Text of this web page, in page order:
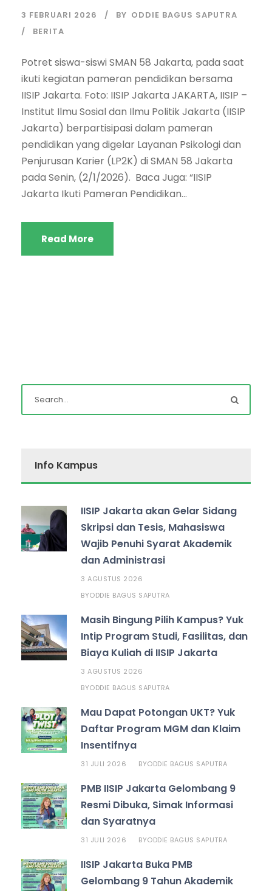
3 FEBRUARI 2026 BY ODDIE BAGUS SAPUTRA
BERITA
Potret siswa-siswi SMAN 58 Jakarta, pada saat
ikuti kegiatan pameran pendidikan bersama
IISIP Jakarta. Foto: IISIP Jakarta JAKARTA, IISIP –
Institut Ilmu Sosial dan Ilmu Politik Jakarta (IISIP
Jakarta) berpartisipasi dalam pameran
pendidikan yang digelar Layanan Psikologi dan
Penjurusan Karier (LP2K) di SMAN 58 Jakarta
pada Senin, (2/1/2026). Baca Juga: “IISIP
Jakarta Ikuti Pameran Pendidikan...
Read More
Info Kampus
IISIP Jakarta akan Gelar Sidang
Skripsi dan Tesis, Mahasiswa
Wajib Penuhi Syarat Akademik
dan Administrasi
3 AGUSTUS 2026
BYODDIE BAGUS SAPUTRA
Masih Bingung Pilih Kampus? Yuk
Intip Program Studi, Fasilitas, dan
Biaya Kuliah di IISIP Jakarta
3 AGUSTUS 2026
BYODDIE BAGUS SAPUTRA
Mau Dapat Potongan UKT? Yuk
Daftar Program MGM dan Klaim
Insentifnya
31 JULI 2026 BYODDIE BAGUS SAPUTRA
PMB IISIP Jakarta Gelombang 9
Resmi Dibuka, Simak Informasi
dan Syaratnya
31 JULI 2026 BYODDIE BAGUS SAPUTRA
IISIP Jakarta Buka PMB
Gelombang 9 Tahun Akademik